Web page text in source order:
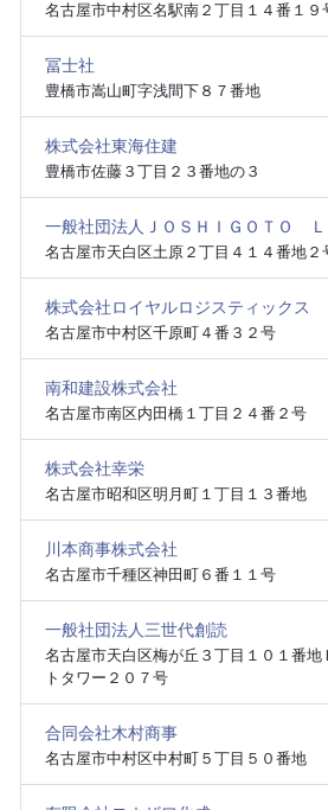
名古屋市中村区名駅南２丁目１４番１９
冨士社
豊橋市嵩山町字浅間下８７番地
株式会社東海住建
豊橋市佐藤３丁目２３番地の３
一般社団法人ＪＯＳＨＩＧＯＴＯ Ｌ
名古屋市天白区土原２丁目４１４番地２
株式会社ロイヤルロジスティックス
名古屋市中村区千原町４番３２号
南和建設株式会社
名古屋市南区内田橋１丁目２４番２号
株式会社幸栄
名古屋市昭和区明月町１丁目１３番地
川本商事株式会社
名古屋市千種区神田町６番１１号
一般社団法人三世代創読
名古屋市天白区梅が丘３丁目１０１番地
トタワー２０７号
合同会社木村商事
名古屋市中村区中村町５丁目５０番地